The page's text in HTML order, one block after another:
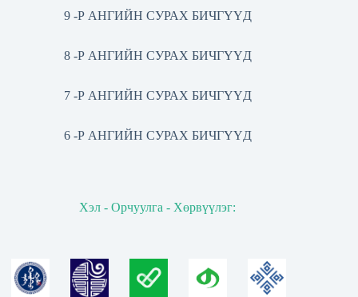
9 -Р АНГИЙН СУРАХ БИЧГҮҮД
8 -Р АНГИЙН СУРАХ БИЧГҮҮД
7 -Р АНГИЙН СУРАХ БИЧГҮҮД
6 -Р АНГИЙН СУРАХ БИЧГҮҮД
Хэл - Орчуулга - Хөрвүүлэг: